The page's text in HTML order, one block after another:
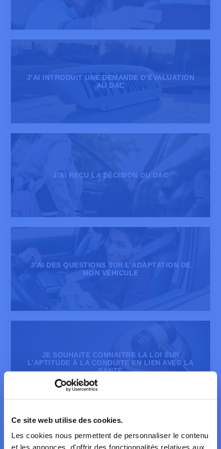
Ce site web utilise des cookies.
Les cookies nous permettent de personnaliser le contenu
et les annonces, d'offrir des fonctionnalités relatives aux
J’AI INTRODUIT UNE DEMANDE D’ÉVALUATION
AU DAC
J’AI REÇU LA DÉCISION DU DAC
J’AI DES QUESTIONS SUR L’ADAPTATION DE
MON VÉHICULE
JE SOUHAITE CONNAITRE LA LOI SUR
L’APTITUDE À LA CONDUITE EN LIEN AVEC LA
SANTÉ